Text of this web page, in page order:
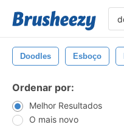
Doodles Esboço
Ordenar por:
Melhor Resultados
O mais novo